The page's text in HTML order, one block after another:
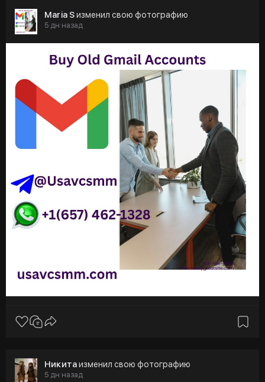
Maria Sизменил свою фотографию
5 дн назад
Никитаизменил свою фотографию
5 дн назад